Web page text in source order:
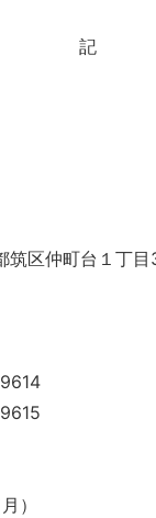
記
筑区仲町台１丁
）